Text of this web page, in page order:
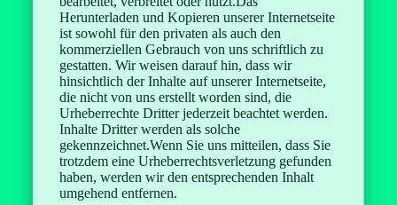
Herunterladen und Kopieren unserer Internetseite
ist sowohl für den privaten als auch den
kommerziellen Gebrauch von uns schriftlich zu
gestatten. Wir weisen darauf hin, dass wir
hinsichtlich der Inhalte auf unserer Internetseite,
die nicht von uns erstellt worden sind, die
Urheberrechte Dritter jederzeit beachtet werden.
Inhalte Dritter werden als solche
gekennzeichnet.Wenn Sie uns mitteilen, dass Sie
trotzdem eine Urheberrechtsverletzung gefunden
haben, werden wir den entsprechenden Inhalt
umgehend entfernen.